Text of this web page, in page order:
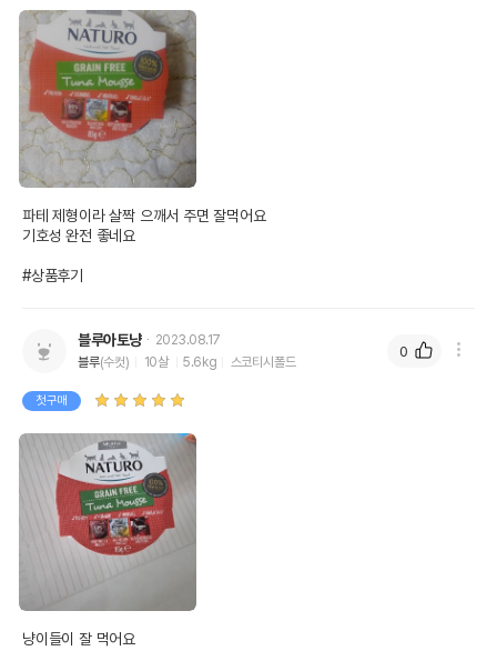
파테 제형이라 살짝 으깨서 주면 잘먹어요
기호성 완전 좋네요
#상품후기
블루아토냥
2023.08.17
블루(수컷) 10살 5.6kg 스코티시폴드
첫구매
냥이들이 잘 먹어요
0